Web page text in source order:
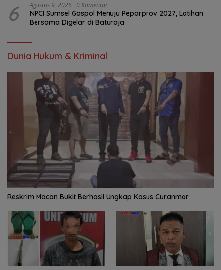
6 Agustus 9, 2026 0 Komentar
NPCI Sumsel Gaspol Menuju Peparprov 2027, Latihan
Bersama Digelar di Baturaja
Dunia Hukum & Kriminal
Reskrim Macan Bukit Berhasil Ungkap Kasus Curanmor